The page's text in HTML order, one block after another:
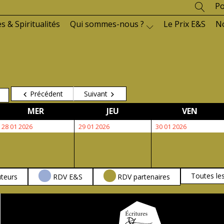
& Spiritualités
Qui sommes-nous ? Le Prix E&S
Précédent Suivant
MERMERCREDI JEUJEUDI VEN
28 01 202628
29 01 202629
30 01 202630
RDV E&S RDV partenaires Toutes